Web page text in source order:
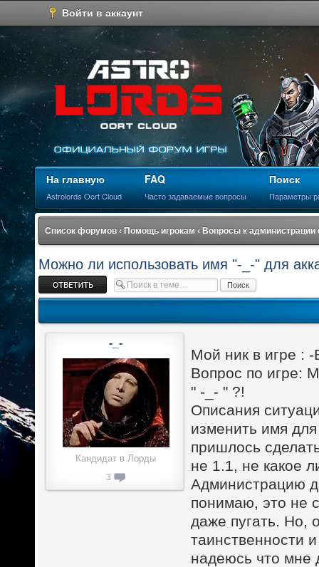
Войти в аккаунт
На главную
Astrolords Oort Cloud
FAQ
Часто задаваемые вопросы
Поиск
Параметры
Список форумов ‹ Помощь игрокам ‹ Вопросы к
Можно ли использовать имя "-_-" для
Ответить
Мой ник в игре : -
Вопрос по игре:
" -_- " ?!
Описания
изменить имя
пришлось
не 1.1, не какое
Администрацию
понимаю, это не
даже пугать. Но,
таинственности
надеюсь что мне
-_-
Кандидат в Лорды
3